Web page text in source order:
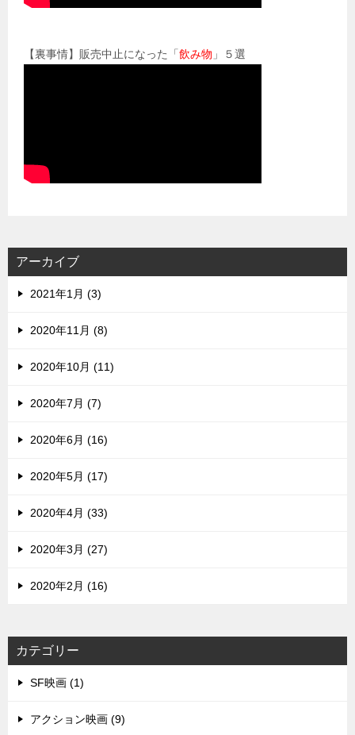
【裏事情】販売中止になった「 飲み物 」５選
アーカイブ
2021年1月 (3)
2020年11月 (8)
2020年10月 (11)
2020年7月 (7)
2020年6月 (16)
2020年5月 (17)
2020年4月 (33)
2020年3月 (27)
2020年2月 (16)
カテゴリー
SF映画 (1)
アクション映画 (9)